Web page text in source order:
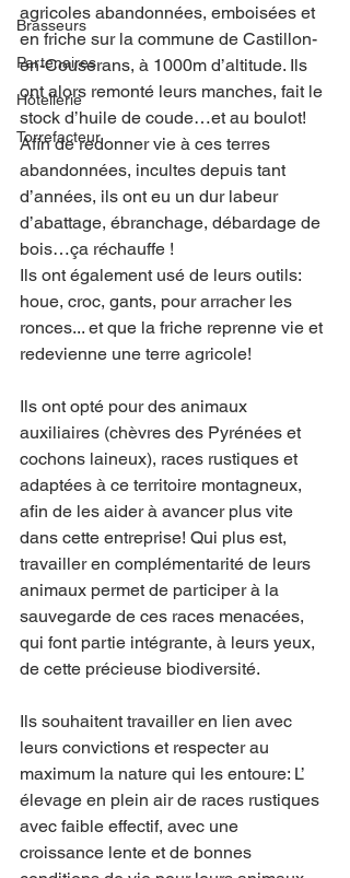
Brasseurs
Partenaires
Hôtellerie
Torrefacteur
agricoles abandonnées, emboisées et
en friche sur la commune de Castillon-
en-Couserans, à 1000m d’altitude. Ils
ont alors remonté leurs manches, fait le
stock d’huile de coude…et au boulot!
Afin de redonner vie à ces terres
abandonnées, incultes depuis tant
d’années, ils ont eu un dur labeur
d’abattage, ébranchage, débardage de
bois…ça réchauffe !
Ils ont également usé de leurs outils:
houe, croc, gants, pour arracher les
ronces... et que la friche reprenne vie et
redevienne une terre agricole!
Ils ont opté pour des animaux
auxiliaires (chèvres des Pyrénées et
cochons laineux), races rustiques et
adaptées à ce territoire montagneux,
afin de les aider à avancer plus vite
dans cette entreprise! Qui plus est,
travailler en complémentarité de leurs
animaux permet de participer à la
sauvegarde de ces races menacées,
qui font partie intégrante, à leurs yeux,
de cette précieuse biodiversité.
Ils souhaitent travailler en lien avec
leurs convictions et respecter au
maximum la nature qui les entoure: L’
élevage en plein air de races rustiques
avec faible effectif, avec une
croissance lente et de bonnes